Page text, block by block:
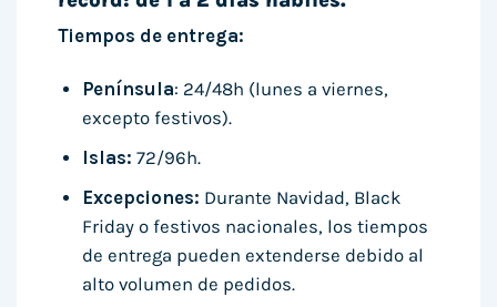
Tiempos de entrega:
Península: 24/48h (lunes a viernes,
excepto festivos).
Islas: 72/96h.
Excepciones: Durante Navidad, Black
Friday o festivos nacionales, los tiempos
de entrega pueden extenderse debido al
alto volumen de pedidos.